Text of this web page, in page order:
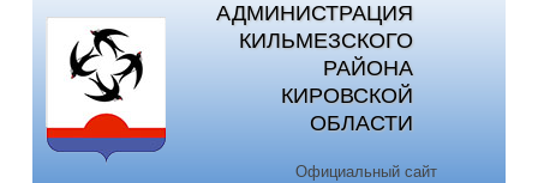
АДМИНИСТРАЦИЯ
КИЛЬМЕЗСКОГО
РАЙОНА
КИРОВСКОЙ
ОБЛАСТИ
Официальный сайт